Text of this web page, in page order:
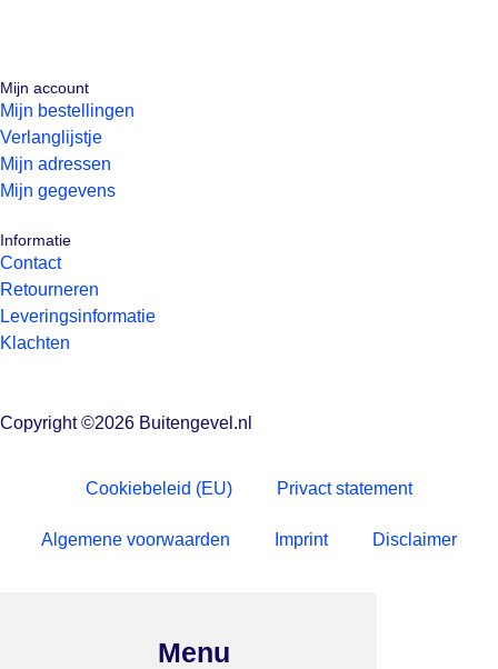
Mijn account
Mijn bestellingen
Verlanglijstje
Mijn adressen
Mijn gegevens
Informatie
Contact
Retourneren
Leveringsinformatie
Klachten
Copyright ©2026 Buitengevel.nl
Cookiebeleid (EU) Privact statement
Algemene voorwaarden Imprint Disclaimer
Menu